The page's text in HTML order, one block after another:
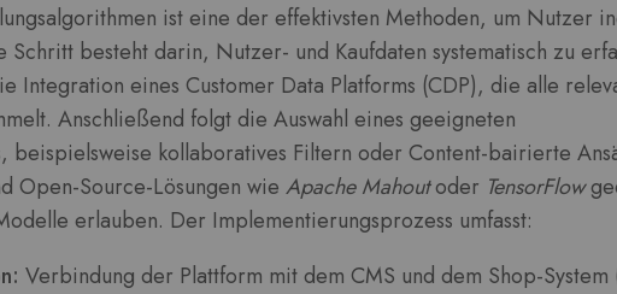
ist eine der effektivsten Methoden, um Nutzer
besteht darin, Nutzer- und Kaufdaten systematisch zu
Integration eines Customer Data Platforms (CDP), die alle
Anschließend folgt die Auswahl eines geeigneten
beispielsweise kollaboratives Filtern oder Content-bairierte
Open-Source-Lösungen wie Apache Mahoutoder TensorFlow
erlauben. Der Implementierungsprozess umfasst:
Verbindung der Plattform mit dem CMS und dem Shop-System